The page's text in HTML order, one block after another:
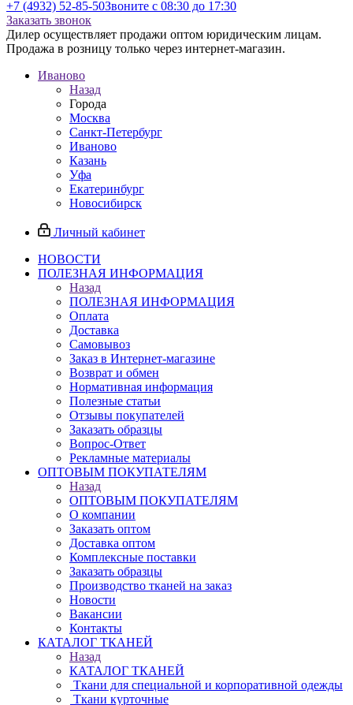
+7 (4932) 52-85-50Звоните с 08:30 до 17:30
Заказать звонок
Дилер осуществляет продажи оптом юридическим лицам.
Продажа в розницу только через интернет-магазин.
Иваново
Назад
Города
Москва
Санкт-Петербург
Иваново
Казань
Уфа
Екатеринбург
Новосибирск
Личный кабинет
НОВОСТИ
ПОЛЕЗНАЯ ИНФОРМАЦИЯ
Назад
ПОЛЕЗНАЯ ИНФОРМАЦИЯ
Оплата
Доставка
Самовывоз
Заказ в Интернет-магазине
Возврат и обмен
Нормативная информация
Полезные статьи
Отзывы покупателей
Заказать образцы
Вопрос-Ответ
Рекламные материалы
ОПТОВЫМ ПОКУПАТЕЛЯМ
Назад
ОПТОВЫМ ПОКУПАТЕЛЯМ
О компании
Заказать оптом
Доставка оптом
Комплексные поставки
Заказать образцы
Производство тканей на заказ
Новости
Вакансии
Контакты
КАТАЛОГ ТКАНЕЙ
Назад
КАТАЛОГ ТКАНЕЙ
Ткани для специальной и корпоративной одежды
Ткани курточные